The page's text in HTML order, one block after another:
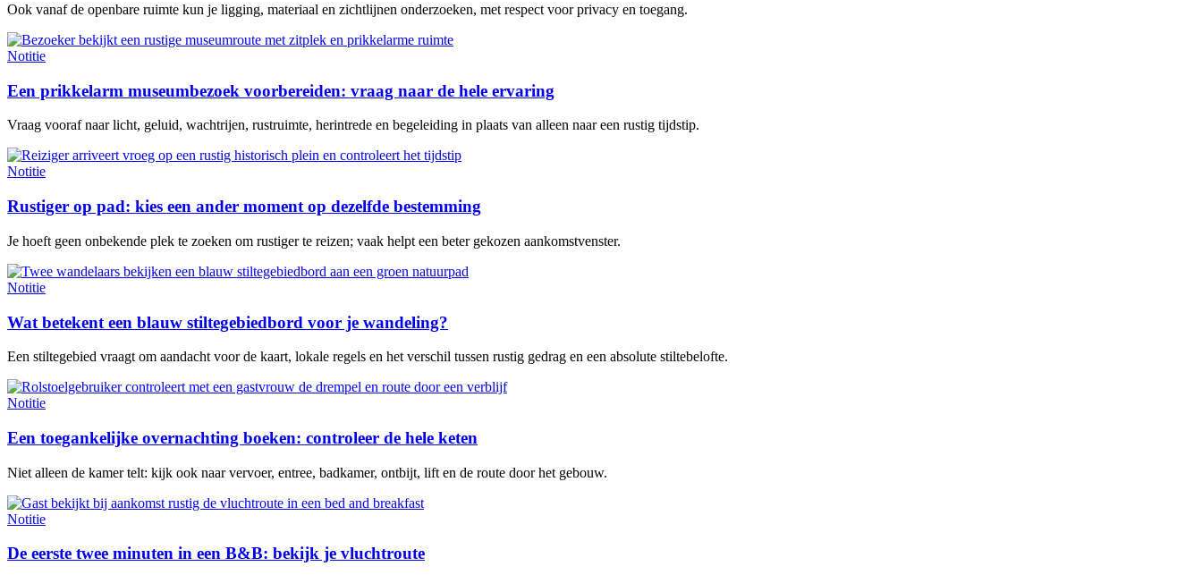
Ook vanaf de openbare ruimte kun je ligging, materiaal en zichtlijnen onderzoeken, met respect voor privacy en toegang.
Notitie
Een prikkelarm museumbezoek voorbereiden: vraag naar de hele ervaring
Vraag vooraf naar licht, geluid, wachtrijen, rustruimte, herintrede en begeleiding in plaats van alleen naar een rustig tijdstip.
Notitie
Rustiger op pad: kies een ander moment op dezelfde bestemming
Je hoeft geen onbekende plek te zoeken om rustiger te reizen; vaak helpt een beter gekozen aankomstvenster.
Notitie
Wat betekent een blauw stiltegebiedbord voor je wandeling?
Een stiltegebied vraagt om aandacht voor de kaart, lokale regels en het verschil tussen rustig gedrag en een absolute stiltebelofte.
Notitie
Een toegankelijke overnachting boeken: controleer de hele keten
Niet alleen de kamer telt: kijk ook naar vervoer, entree, badkamer, ontbijt, lift en de route door het gebouw.
Notitie
De eerste twee minuten in een B&B: bekijk je vluchtroute